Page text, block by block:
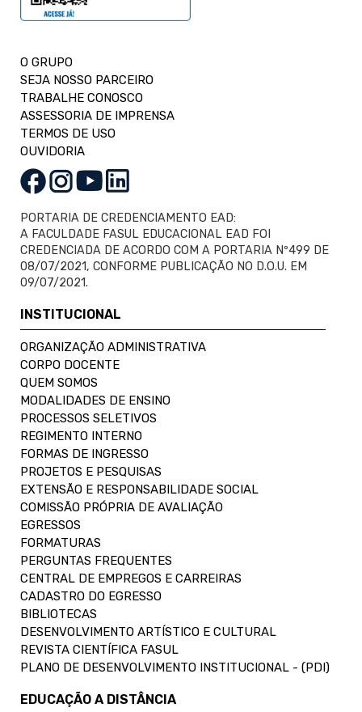
O GRUPO
SEJA NOSSO PARCEIRO
TRABALHE CONOSCO
ASSESSORIA DE IMPRENSA
TERMOS DE USO
OUVIDORIA
PORTARIA DE CREDENCIAMENTO EAD:
A FACULDADE FASUL EDUCACIONAL EAD FOI
CREDENCIADA DE ACORDO COM A PORTARIA Nº499 DE
08/07/2021, CONFORME PUBLICAÇÃO NO D.O.U. EM
09/07/2021.
INSTITUCIONAL
ORGANIZAÇÃO ADMINISTRATIVA
CORPO DOCENTE
QUEM SOMOS
MODALIDADES DE ENSINO
PROCESSOS SELETIVOS
REGIMENTO INTERNO
FORMAS DE INGRESSO
PROJETOS E PESQUISAS
EXTENSÃO E RESPONSABILIDADE SOCIAL
COMISSÃO PRÓPRIA DE AVALIAÇÃO
EGRESSOS
FORMATURAS
PERGUNTAS FREQUENTES
CENTRAL DE EMPREGOS E CARREIRAS
CADASTRO DO EGRESSO
BIBLIOTECAS
DESENVOLVIMENTO ARTÍSTICO E CULTURAL
REVISTA CIENTÍFICA FASUL
PLANO DE DESENVOLVIMENTO INSTITUCIONAL - (PDI)
EDUCAÇÃO A DISTÂNCIA